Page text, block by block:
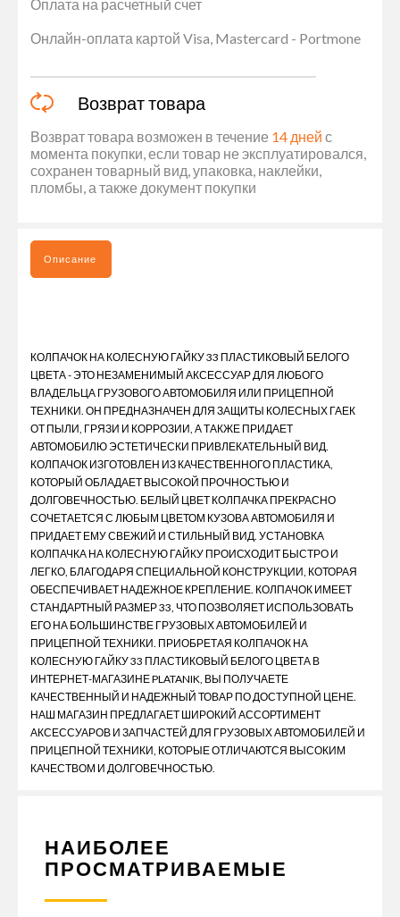
Оплата на расчетный счет
Онлайн-оплата картой Visa, Mastercard - Portmone
Возврат товара
Возврат товара возможен в течение 14 дней с
момента покупки, если товар не эксплуатировался,
сохранен товарный вид, упаковка, наклейки,
пломбы, а также документ покупки
Описание
КОЛПАЧОК НА КОЛЕСНУЮ ГАЙКУ 33 ПЛАСТИКОВЫЙ БЕЛОГО
ЦВЕТА - ЭТО НЕЗАМЕНИМЫЙ АКСЕССУАР ДЛЯ ЛЮБОГО
ВЛАДЕЛЬЦА ГРУЗОВОГО АВТОМОБИЛЯ ИЛИ ПРИЦЕПНОЙ
ТЕХНИКИ. ОН ПРЕДНАЗНАЧЕН ДЛЯ ЗАЩИТЫ КОЛЕСНЫХ ГАЕК
ОТ ПЫЛИ, ГРЯЗИ И КОРРОЗИИ, А ТАКЖЕ ПРИДАЕТ
АВТОМОБИЛЮ ЭСТЕТИЧЕСКИ ПРИВЛЕКАТЕЛЬНЫЙ ВИД.
КОЛПАЧОК ИЗГОТОВЛЕН ИЗ КАЧЕСТВЕННОГО ПЛАСТИКА,
КОТОРЫЙ ОБЛАДАЕТ ВЫСОКОЙ ПРОЧНОСТЬЮ И
ДОЛГОВЕЧНОСТЬЮ. БЕЛЫЙ ЦВЕТ КОЛПАЧКА ПРЕКРАСНО
СОЧЕТАЕТСЯ С ЛЮБЫМ ЦВЕТОМ КУЗОВА АВТОМОБИЛЯ И
ПРИДАЕТ ЕМУ СВЕЖИЙ И СТИЛЬНЫЙ ВИД. УСТАНОВКА
КОЛПАЧКА НА КОЛЕСНУЮ ГАЙКУ ПРОИСХОДИТ БЫСТРО И
ЛЕГКО, БЛАГОДАРЯ СПЕЦИАЛЬНОЙ КОНСТРУКЦИИ, КОТОРАЯ
ОБЕСПЕЧИВАЕТ НАДЕЖНОЕ КРЕПЛЕНИЕ. КОЛПАЧОК ИМЕЕТ
СТАНДАРТНЫЙ РАЗМЕР 33, ЧТО ПОЗВОЛЯЕТ ИСПОЛЬЗОВАТЬ
ЕГО НА БОЛЬШИНСТВЕ ГРУЗОВЫХ АВТОМОБИЛЕЙ И
ПРИЦЕПНОЙ ТЕХНИКИ. ПРИОБРЕТАЯ КОЛПАЧОК НА
КОЛЕСНУЮ ГАЙКУ 33 ПЛАСТИКОВЫЙ БЕЛОГО ЦВЕТА В
ИНТЕРНЕТ-МАГАЗИНЕ PLATANIK, ВЫ ПОЛУЧАЕТЕ
КАЧЕСТВЕННЫЙ И НАДЕЖНЫЙ ТОВАР ПО ДОСТУПНОЙ ЦЕНЕ.
НАШ МАГАЗИН ПРЕДЛАГАЕТ ШИРОКИЙ АССОРТИМЕНТ
АКСЕССУАРОВ И ЗАПЧАСТЕЙ ДЛЯ ГРУЗОВЫХ АВТОМОБИЛЕЙ И
ПРИЦЕПНОЙ ТЕХНИКИ, КОТОРЫЕ ОТЛИЧАЮТСЯ ВЫСОКИМ
КАЧЕСТВОМ И ДОЛГОВЕЧНОСТЬЮ.
НАИБОЛЕЕ
ПРОСМАТРИВАЕМЫЕ